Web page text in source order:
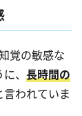
覚の敏感な
、 長時間の
言われていま